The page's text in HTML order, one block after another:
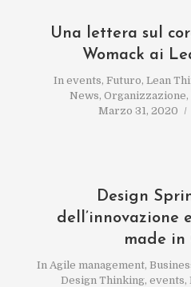
Una lettera sul
Womack ai
In events, Futuro, Lean
News, Organizzazione,
Marzo 31, 2020
Design
dell’innovazione
made in
In Agile management,
Design Thinking, events,